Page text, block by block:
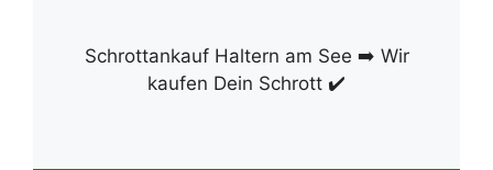
Schrottankauf Haltern am See ➡️ Wir
kaufen Dein Schrott ✔️